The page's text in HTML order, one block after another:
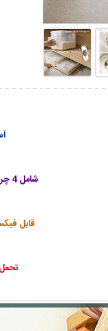
شامل 4 چرخ و 4 چسب دو طرفه مخصوص
قابل فیکس
تحمل